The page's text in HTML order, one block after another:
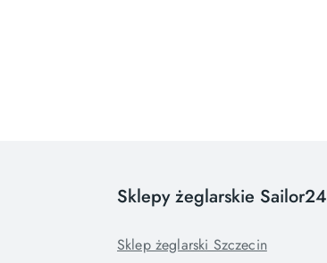
Sklepy żeglarskie Sailor24
Sklep żeglarski Szczecin